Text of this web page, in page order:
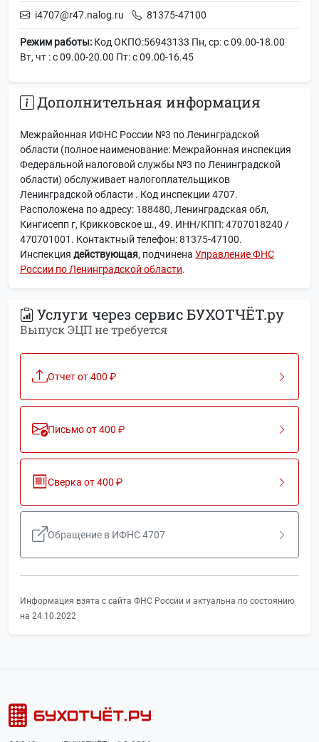
i4707@r47.nalog.ru 81375-47100
Режим работы: Код ОКПО:56943133 Пн, ср: с 09.00-18.00
Вт, чт : с 09.00-20.00 Пт: с 09.00-16.45
Дополнительная информация
Межрайонная ИФНС России №3 по Ленинградской
области (полное наименование: Межрайонная инспекция
Федеральной налоговой службы №3 по Ленинградской
области) обслуживает налогоплательщиков
Ленинградской области . Код инспекции 4707.
Расположена по адресу: 188480, Ленинградская обл,
Кингисепп г, Крикковское ш., 49. ИНН/КПП: 4707018240 /
470701001. Контактный телефон: 81375-47100.
Инспекция действующая, подчинена Управление ФНС
России по Ленинградской области.
Услуги через сервис БУХОТЧЁТ.ру
Выпуск ЭЦП не требуется
Отчет от 400 ₽
Письмо от 400 ₽
Сверка от 400 ₽
Обращение в ИФНС 4707
Информация взята с сайта ФНС России и актуальна по состоянию
на 24.10.2022